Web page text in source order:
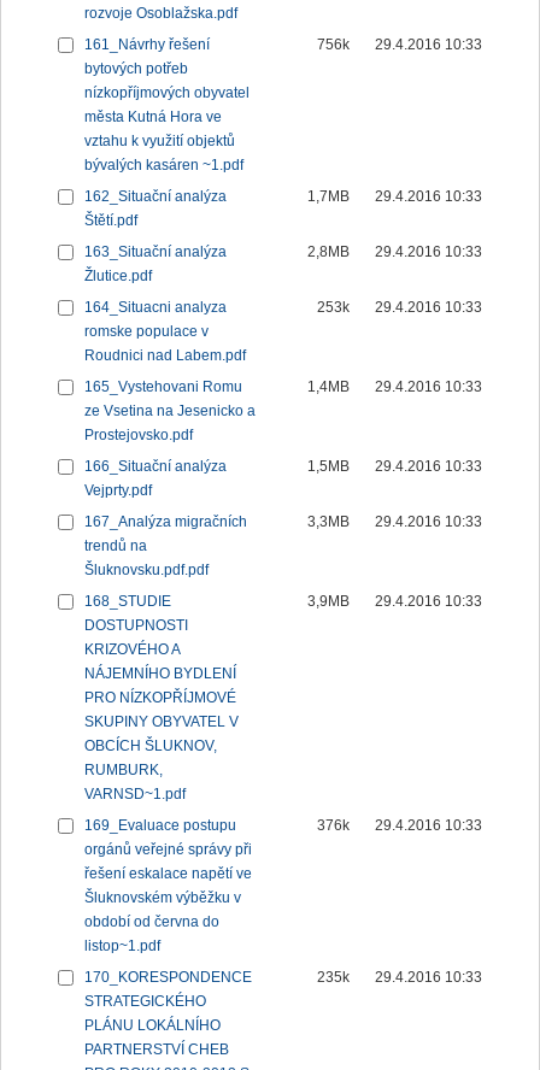
rozvoje Osoblažska.pdf
161_Návrhy řešení
bytových potřeb
nízkopříjmových obyvatel
města Kutná Hora ve
vztahu k využití objektů
bývalých kasáren ~1.pdf
756k 29.4.2016 10:33
162_Situační analýza
Štětí.pdf
1,7MB 29.4.2016 10:33
163_Situační analýza
Žlutice.pdf
2,8MB 29.4.2016 10:33
164_Situacni analyza
romske populace v
Roudnici nad Labem.pdf
253k 29.4.2016 10:33
165_Vystehovani Romu
ze Vsetina na Jesenicko a
Prostejovsko.pdf
1,4MB 29.4.2016 10:33
166_Situační analýza
Vejprty.pdf
1,5MB 29.4.2016 10:33
167_Analýza migračních
trendů na
Šluknovsku.pdf.pdf
3,3MB 29.4.2016 10:33
168_STUDIE
DOSTUPNOSTI
KRIZOVÉHO A
NÁJEMNÍHO BYDLENÍ
PRO NÍZKOPŘÍJMOVÉ
SKUPINY OBYVATEL V
OBCÍCH ŠLUKNOV,
RUMBURK,
VARNSD~1.pdf
3,9MB 29.4.2016 10:33
169_Evaluace postupu
orgánů veřejné správy při
řešení eskalace napětí ve
Šluknovském výběžku v
období od června do
listop~1.pdf
376k 29.4.2016 10:33
170_KORESPONDENCE
STRATEGICKÉHO
PLÁNU LOKÁLNÍHO
PARTNERSTVÍ CHEB
235k 29.4.2016 10:33